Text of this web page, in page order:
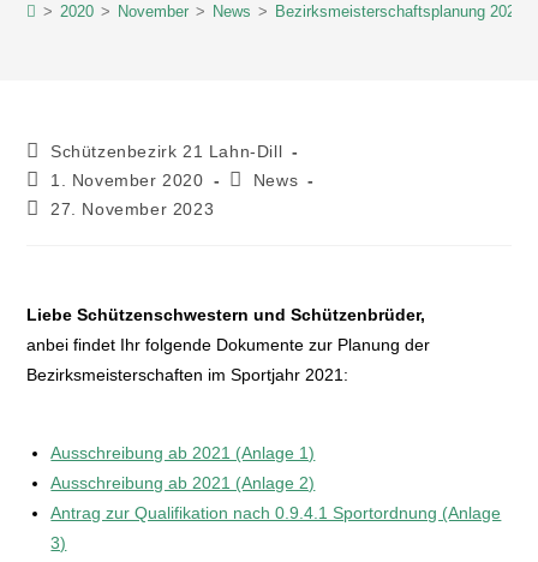
> 2020 > November > News > Bezirksmeisterschaftsplanung 2021
Schützenbezirk 21 Lahn-Dill
1. November 2020
News
27. November 2023
Liebe Schützenschwestern und Schützenbrüder,
anbei findet Ihr folgende Dokumente zur Planung der
Bezirksmeisterschaften im Sportjahr 2021:
Ausschreibung ab 2021 (Anlage 1)
Ausschreibung ab 2021 (Anlage 2)
Antrag zur Qualifikation nach 0.9.4.1 Sportordnung (Anlage
3)